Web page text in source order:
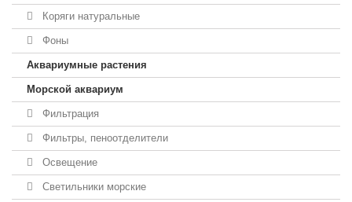
Коряги натуральные
Фоны
Аквариумные растения
Морской аквариум
Фильтрация
Фильтры, пеноотделители
Освещение
Светильники морские